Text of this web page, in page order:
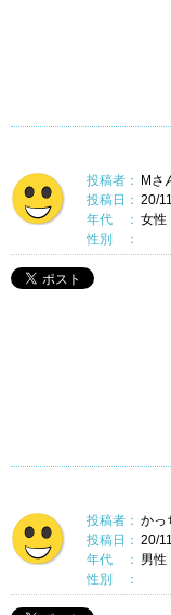
投稿者：
Mさ
投稿日： 20/
年代 ：
性別 ：
女性
投稿者： かっ
投稿日： 20/
年代 ：
性別 ：
男性